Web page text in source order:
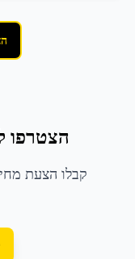
הצטרפו
קבלו הצעת